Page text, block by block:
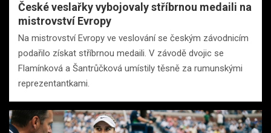
České veslařky vybojovaly stříbrnou medaili na
mistrovství Evropy
Na mistrovství Evropy ve veslování se českým závodnicím
podařilo získat stříbrnou medaili. V závodě dvojic se
Flamínková a Šantrůčková umístily těsně za rumunskými
reprezentantkami.